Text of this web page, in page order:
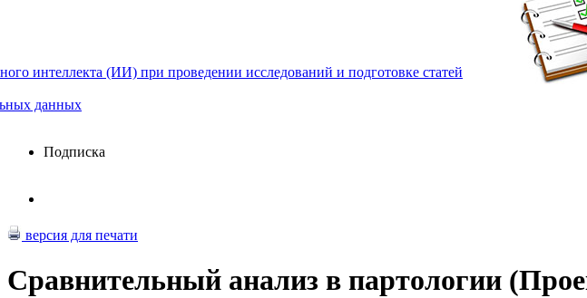
интеллекта (ИИ) при проведении исследований и подготовке статей
данных
Подписка
версия для печати
Сравнительный анализ в партологии